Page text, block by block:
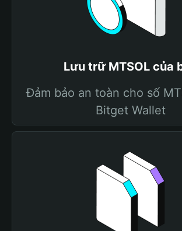
Lưu trữ MTSOL của
Đảm bảo an toàn cho số
Bitget Wallet